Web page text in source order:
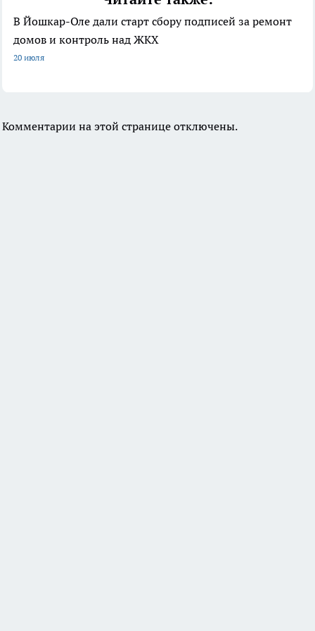
В Йошкар-Оле дали старт сбору подписей за ремонт
домов и контроль над ЖКХ
20 июля
Комментарии на этой странице отключены.